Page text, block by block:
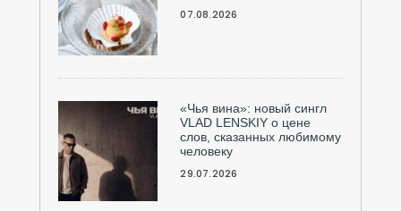
07.08.2026
«Чья вина»: новый сингл
VLAD LENSKIY о цене
слов, сказанных любимому
человеку
29.07.2026